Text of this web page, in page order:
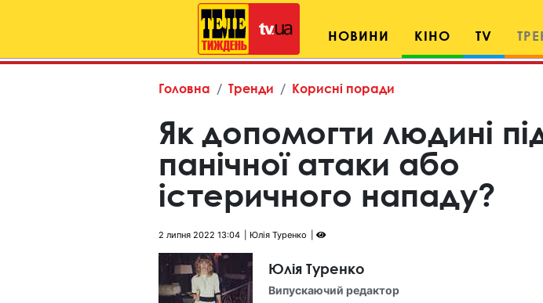
НОВИНИ КІНО TV
Головна Тренди Корисні поради
Як допомогти людині
панічної атаки або
істеричного нападу?
2 липня 2022 13:04 Юлія Туренко
Юлія Туренко
Випускаючий редактор